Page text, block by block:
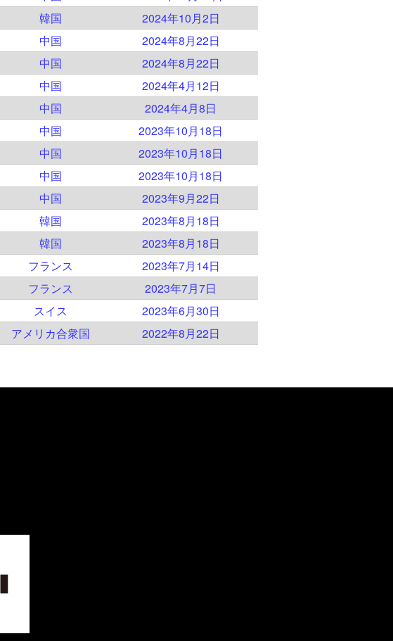
韓国
2024年10月2日
中国
2024年8月22日
中国
2024年8月22日
中国
2024年4月12日
中国
2024年4月8日
中国
2023年10月18日
中国
2023年10月18日
中国
2023年10月18日
中国
2023年9月22日
韓国
2023年8月18日
韓国
2023年8月18日
フランス
2023年7月14日
フランス
2023年7月7日
スイス
2023年6月30日
アメリカ合衆国 2022年8月22日